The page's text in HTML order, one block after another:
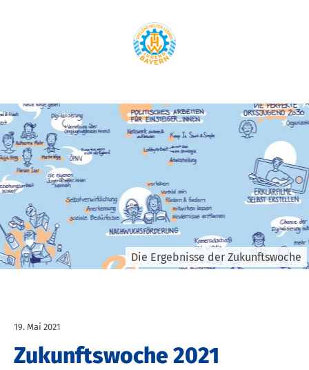
Die Ergebnisse der Zukunftswoche
19. Mai 2021
Zukunftswoche 2021